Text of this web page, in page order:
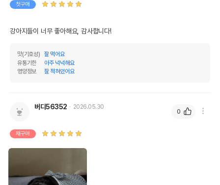
첫구매
강아지들이 너무 좋아해요, 감사합니다!
맛(기호성)
잘 먹어요
유통기한
아주 넉넉해요
영양정보
잘 적혀있어요
버디56352 2026.05.30
재구매
0